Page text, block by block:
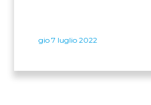
gio 7 luglio 2022